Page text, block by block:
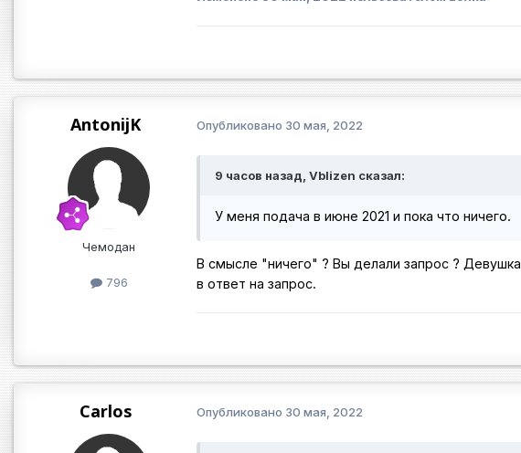
AntonijK
Чемодан
796
Опубликовано 30 мая, 2022
9 часов назад, Vblizen сказал:
У меня подача в июне 2021 и пока что ничего.
В смысле "ничего" ? Вы делали запрос ?
в ответ на запрос.
Carlos Опубликовано 30 мая, 2022